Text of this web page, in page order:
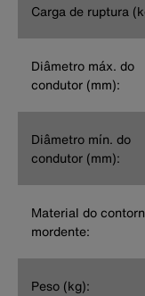
Carga de ruptura
Diâmetro máx. do
condutor (mm):
Diâmetro mín. do
condutor (mm):
Material do
mordente:
Peso (kg):